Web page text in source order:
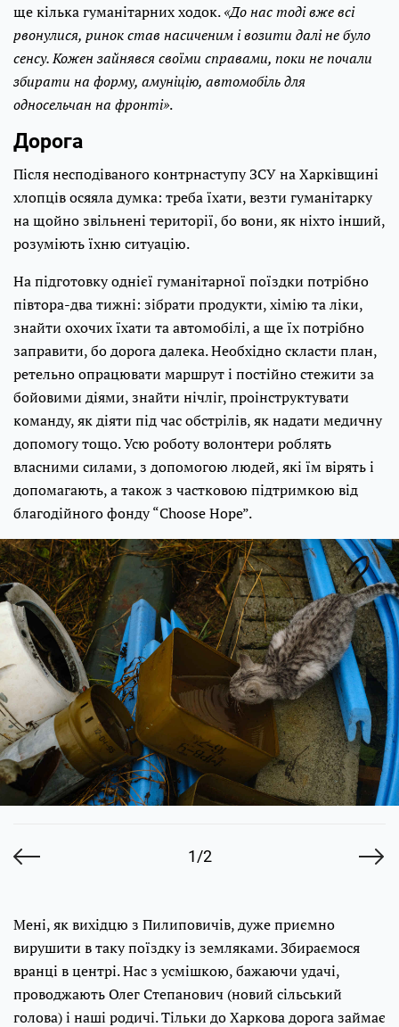
ще кілька гуманітарних ходок.«До нас тоді вже всі
рвонулися, ринок став насиченим і возити далі не було
сенсу. Кожен зайнявся своїми справами, поки не почали
збирати на форму, амуніцію, автомобіль для
односельчан на фронті».
Дорога
Після несподіваного контрнаступу ЗСУ на Харківщині
хлопців осяяла думка: треба їхати, везти гуманітарку
на щойно звільнені території, бо вони, як ніхто інший,
розуміють їхню ситуацію.
На підготовку однієї гуманітарної поїздки потрібно
півтора-два тижні: зібрати продукти, хімію та ліки,
знайти охочих їхати та автомобілі, а ще їх потрібно
заправити, бо дорога далека. Необхідно скласти план,
ретельно опрацювати маршрут і постійно стежити за
бойовими діями, знайти нічліг, проінструктувати
команду, як діяти під час обстрілів, як надати медичну
допомогу тощо. Усю роботу волонтери роблять
власними силами, з допомогою людей, які їм вірять і
допомагають, а також з частковою підтримкою від
благодійного фонду “Сhoose Hope”.
1/2
Мені, як вихідцю з Пилиповичів, дуже приємно
вирушити в таку поїздку із земляками. Збираємося
вранці в центрі. Нас з усмішкою, бажаючи удачі,
проводжають Олег Степанович (новий сільський
голова) і наші родичі. Тільки до Харкова дорога займає